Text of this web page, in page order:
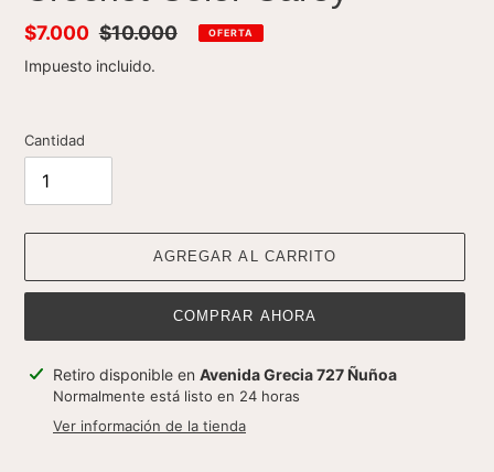
Precio
de
$7.000 Precio
habitual
$10.000 OFERTA
Impuesto incluido.
Cantidad
AGREGAR AL CARRITO
COMPRAR AHORA
Agregando
producto
Retiro disponible en Avenida Grecia 727 Ñuñoa
Normalmente está listo en 24 horas
Ver información de la tienda